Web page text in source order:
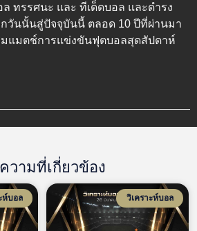
ล ทรรศนะ และ ทีเด็ดบอล และดำรง
วันนั้นสู่ปัจจุบันนี้ ตลอด 10 ปีที่ผ่านมา
แมตช์การแข่งขันฟุตบอลสุดสัปดาห์
วามที่เกี่ยวข้อง
ห์บอล วิเคราะห์บอล